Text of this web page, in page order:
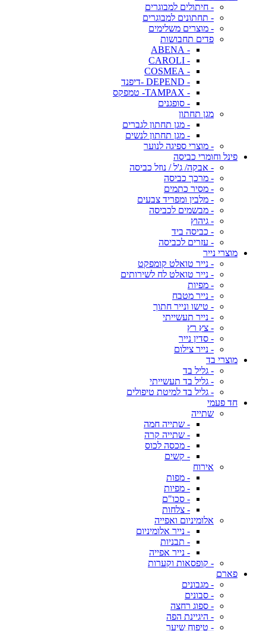
- חיתולים למבוגרים
- תחתונים למבוגרים
- מוצרים משלימים
פדים תחבושות
- ABENA
- CAROLI
- COSMEA
- DEPEND -דיפנד
- TAMPAX- טמפקס
- סופגנים
מגן תחתון
- מגן תחתון לגברים
- מגן תחתון לנשים
- מוצרי ספיגה לנוער
פינל וחומרי כביסה
- אבקה/ ג'ל / נוזל כביסה
- מרכך כביסה
- מסיר כתמים
- מלבין ומפריד צבעים
- מבשמים לכביסה
- גיהוץ
- כביסה ביד
- עזרים לכביסה
מוצרי נייר
- נייר טואלט קומפקט
- נייר טואלט לח לשירותים
- מפיות
- נייר מטבח
- טישו ונייר חתוך
- נייר תעשייתי
- צץ רץ
- סדין נייר
- נייר צילום
מוצרי בד
- גליל בד
- גליל בד תעשייתי
- גליל בד למיטת טיפולים
חד פעמי
שתייה
- שתייה חמה
- שתייה קרה
- מכסה לכוס
- קשים
אירוח
- מפות
- מפיות
- סכו"ם
- צלחות
אלומיניום ואפייה
- נייר אלומיניום
- תבניות
- נייר אפייה
- קופסאות וקערות
פארם
- מגבונים
- סבונים
- ספוג רחצה
- היגיינת הפה
- טיפוח שיער